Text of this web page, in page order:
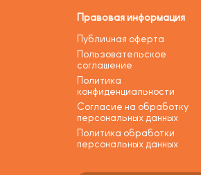
Правовая информация
Публичная оферта
Пользовательское
соглашение
Политика
конфиденциальности
Согласие на обработку
персональных данных
Политика обработки
персональных данных